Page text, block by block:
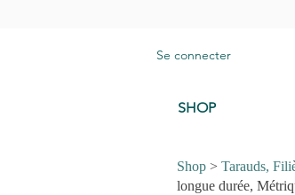
Se connecter
SHOP
Shop > Tarauds,
longue durée,